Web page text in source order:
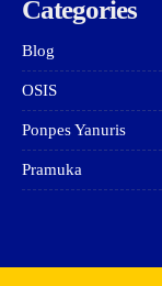
Categories
Blog
OSIS
Ponpes Yanuris
Pramuka